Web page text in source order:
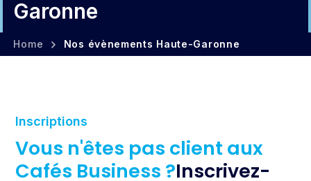
Garonne
Home Nos évènements Haute-Garonne
Inscriptions
Vous n'êtes pas client aux
Cafés Business ?Inscrivez-